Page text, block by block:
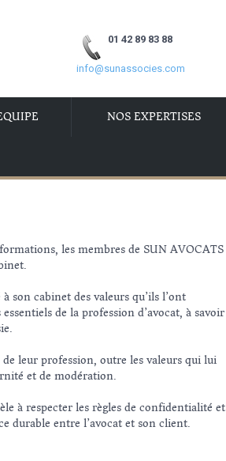
01 42 89 83 88
info@sunassocies.com
NOS EXPERTISES
les membres de SUN AVOCATS
son cabinet des valeurs qu’ils l’ont
de la profession d’avocat, à savoir
leur profession, outre les valeurs qui lui
et de modération.
à respecter les règles de confidentialité et
durable entre l’avocat et son client.